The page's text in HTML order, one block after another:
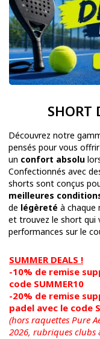
SHORT
Découvrez notre
pensés pour vous
un confort absolu
Confectionnés avec
shorts sont conçus
meilleures
de légèreté à chaque
et trouvez le short qui
performances sur le
SUMMER DEALS !
-10% de remise
code SUMMER10
-20% de remise
padel avec le code
(hors raquettes Pure
2026, rubriques clubs